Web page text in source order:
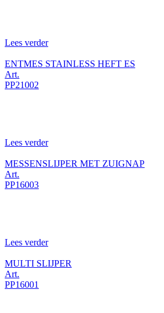
Lees verder
ENTMES STAINLESS HEFT ES
Art.
PP21002
Lees verder
MESSENSLIJPER MET ZUIGNAP
Art.
PP16003
Lees verder
MULTI SLIJPER
Art.
PP16001